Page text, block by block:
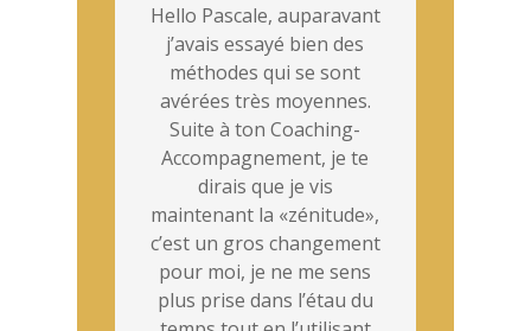
Hello Pascale, auparavant
j’avais essayé bien des
méthodes qui se sont
avérées très moyennes.
Suite à ton Coaching-
Accompagnement, je te
dirais que je vis
maintenant la «zénitude»,
c’est un gros changement
pour moi, je ne me sens
plus prise dans l’étau du